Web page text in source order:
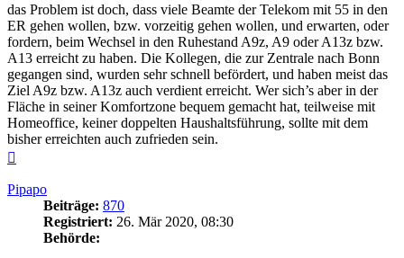
das Problem ist doch, dass viele Beamte der Telekom mit 55 in den
ER gehen wollen, bzw. vorzeitig gehen wollen, und erwarten, oder
fordern, beim Wechsel in den Ruhestand A9z, A9 oder A13z bzw.
A13 erreicht zu haben. Die Kollegen, die zur Zentrale nach Bonn
gegangen sind, wurden sehr schnell befördert, und haben meist das
Ziel A9z bzw. A13z auch verdient erreicht. Wer sich’s aber in der
Fläche in seiner Komfortzone bequem gemacht hat, teilweise mit
Homeoffice, keiner doppelten Haushaltsführung, sollte mit dem
bisher erreichten auch zufrieden sein.
Pipapo
Beiträge: 870
Registriert: 26. Mär 2020, 08:30
Behörde: